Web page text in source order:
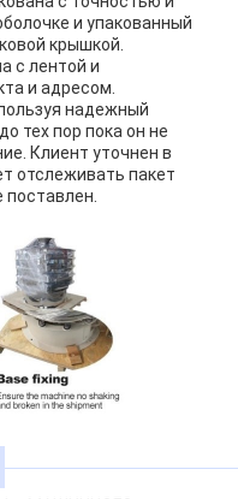
и упакованный
крышкой.
с лентой и
и адресом.
надежный
тех пор пока он не
Клиент уточнен в
отслеживать пакет
поставлен.